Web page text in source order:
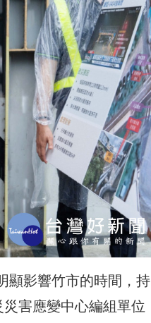
顯影響竹市的時間，持
害應變中心編組單位